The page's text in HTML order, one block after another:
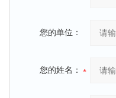
您的单位：
您的姓名：